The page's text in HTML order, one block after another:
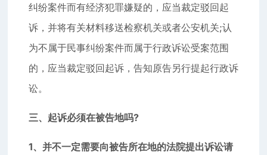
纠纷案件而有经济犯罪嫌疑的，应当裁定驳回起
诉，并将有关材料移送检察机关或者公安机关;认
为不属于民事纠纷案件而属于行政诉讼受案范围
的，应当裁定驳回起诉，告知原告另行提起行政诉
讼。
三、起诉必须在被告地吗?
1、并不一定需要向被告所在地的法院提出诉讼请